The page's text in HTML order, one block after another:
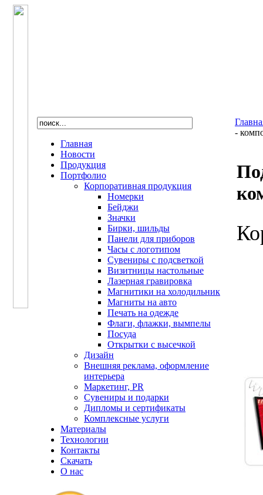
Главная
Новости
Продукция
Портфолио
Корпоративная продукция
Номерки
Бейджи
Значки
Бирки, шильды
Панели для приборов
Часы с логотипом
Сувениры с подсветкой
Визитницы настольные
Лазерная гравировка
Магнитики на холодильник
Магниты на авто
Печать на одежде
Флаги, флажки, вымпелы
Посуда
Открытки с высечкой
Дизайн
Внешняя реклама, оформление
интерьера
Маркетинг, PR
Сувениры и подарки
Дипломы и сертификаты
Комплексные услуги
Материалы
Технологии
Контакты
Скачать
О нас
-